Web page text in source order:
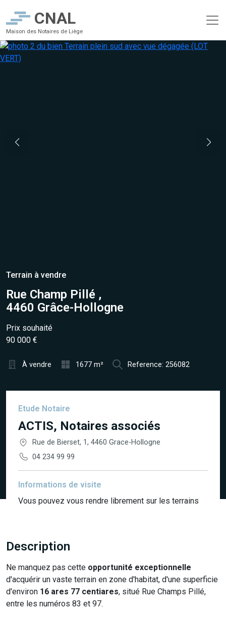
CNAL
Maison des Notaires de Liège
Terrain à vendre
Rue Champ Pillé ,
4460 Grâce-Hollogne
Prix souhaité
90 000 €
À vendre 1677 m² Reference: 256082
Etude Notaire
ACTIS, Notaires associés
Rue de Bierset, 1, 4460 Grace-Hollogne
04 234 99 99
Informations de visite
Vous pouvez vous rendre librement sur les terrains
Description
Ne manquez pas cette opportunité exceptionnelle
d'acquérir un vaste terrain en zone d'habitat, d'une superficie
d'environ 16 ares 77 centiares, situé Rue Champs Pillé,
entre les numéros 83 et 97.